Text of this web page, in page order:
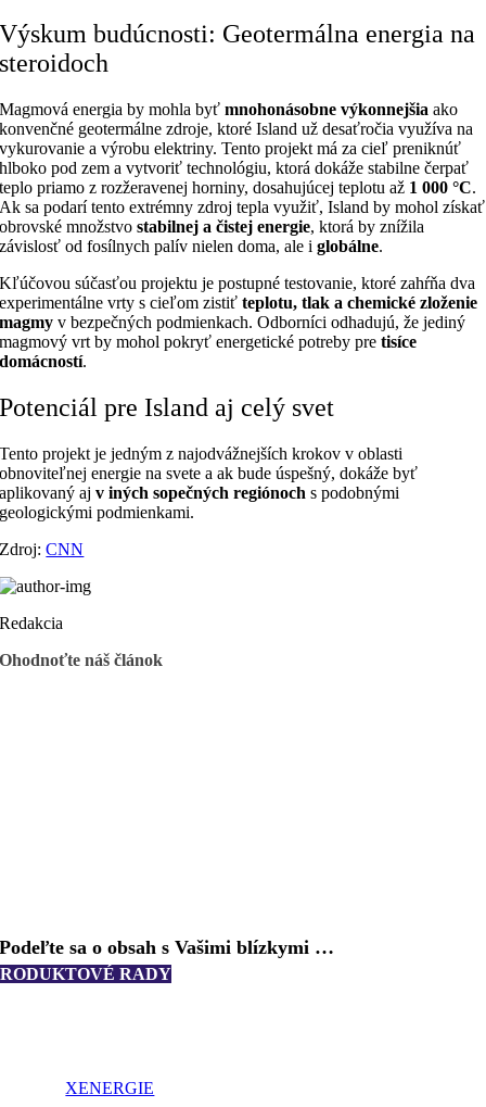
Výskum budúcnosti: Geotermálna energia na
steroidoch
Magmová energia by mohla byťmnohonásobne výkonnejšiaako
konvenčné geotermálne zdroje, ktoré Island už desaťročia využíva na
vykurovanie a výrobu elektriny. Tento projekt má za cieľ preniknúť
hlboko pod zem a vytvoriť technológiu, ktorá dokáže stabilne čerpať
teplo priamo z rozžeravenej horniny, dosahujúcej teplotu až 1 000 °C.
Ak sa podarí tento extrémny zdroj tepla využiť, Island by mohol získať
obrovské množstvostabilnej a čistej energie, ktorá by znížila
závislosť od fosílnych palív nielen doma, ale iglobálne.
Kľúčovou súčasťou projektu je postupné testovanie, ktoré zahŕňa dva
experimentálne vrty s cieľom zistiť teplotu, tlak a chemické zloženie
magmy v bezpečných podmienkach. Odborníci odhadujú, že jediný
magmový vrt by mohol pokryť energetické potreby pretisíce
domácností.
Potenciál pre Island aj celý svet
Tento projekt je jedným z najodvážnejších krokov v oblasti
obnoviteľnej energie na svete a ak bude úspešný, dokáže byť
aplikovaný ajv iných sopečných regiónochs podobnými
geologickými podmienkami.
Zdroj:CNN
Redakcia
Ohodnoťte náš článok
Podeľte sa o obsah s Vašimi blízkymi …
RADY
XENERGIE